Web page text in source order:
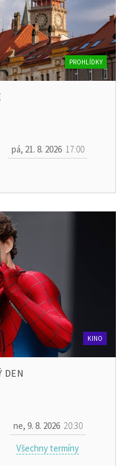
PROHLÍDKY
pá, 21. 8. 2026 17:00
KINO
DEN
ne, 9. 8. 2026 20:30
Všechny termíny